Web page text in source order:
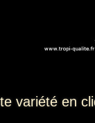
variété en